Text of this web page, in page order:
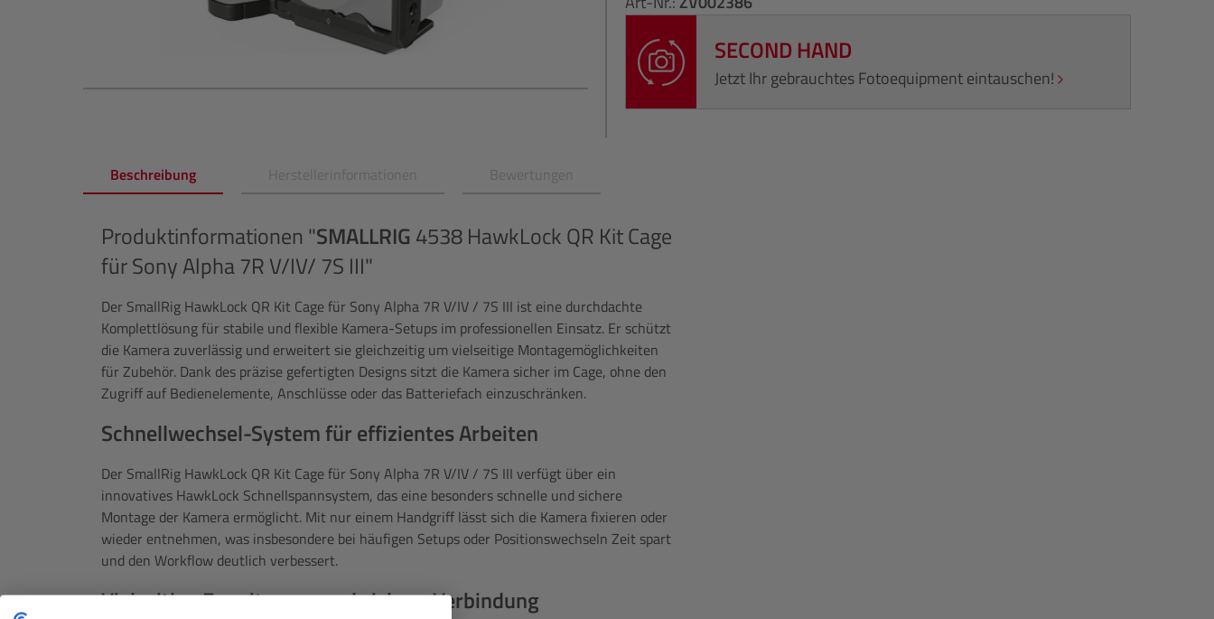
SECOND HAND
Jetzt Ihr gebrauchtes Fotoequipment eintauschen!
Beschreibung Herstellerinformationen Bewertungen
Produktinformationen "SMALLRIG 4538 HawkLock QR Kit Cage
für Sony Alpha 7R V/IV/ 7S III"
Der SmallRig HawkLock QR Kit Cage für Sony Alpha 7R V/IV / 7S III ist eine durchdachte
Komplettlösung für stabile und flexible Kamera-Setups im professionellen Einsatz. Er schützt
die Kamera zuverlässig und erweitert sie gleichzeitig um vielseitige Montagemöglichkeiten
für Zubehör. Dank des präzise gefertigten Designs sitzt die Kamera sicher im Cage, ohne den
Zugriff auf Bedienelemente, Anschlüsse oder das Batteriefach einzuschränken.
Schnellwechsel-System für effizientes Arbeiten
Der SmallRig HawkLock QR Kit Cage für Sony Alpha 7R V/IV / 7S III verfügt über ein
innovatives HawkLock Schnellspannsystem, das eine besonders schnelle und sichere
Montage der Kamera ermöglicht. Mit nur einem Handgriff lässt sich die Kamera fixieren oder
wieder entnehmen, was insbesondere bei häufigen Setups oder Positionswechseln Zeit spart
und den Workflow deutlich verbessert.
Vielseitige Erweiterung und sichere Verbindung